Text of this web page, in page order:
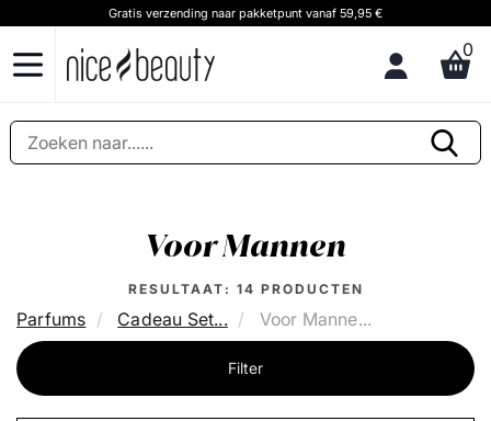
Gratis verzending naar pakketpunt vanaf 59,95 €
0
Voor Mannen
RESULTAAT: 14 PRODUCTEN
Parfums Cadeau Set... Voor Manne...
Filter